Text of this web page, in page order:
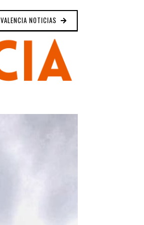
VALENCIA NOTICIAS